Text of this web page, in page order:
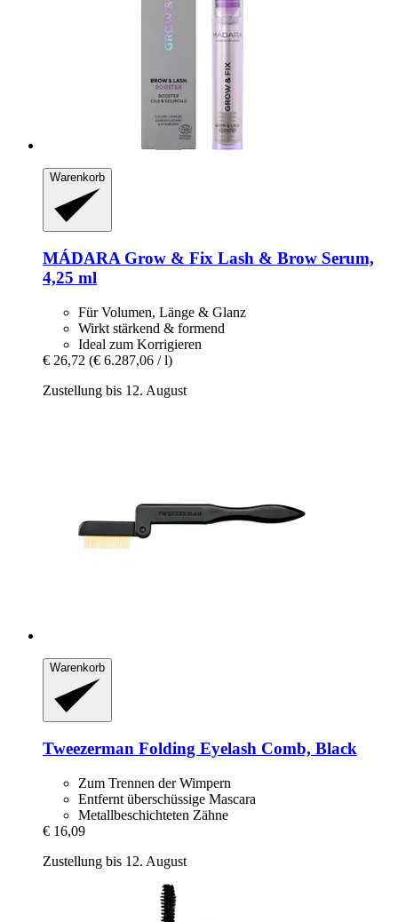
Warenkorb
MÁDARA Grow & Fix Lash & Brow Serum,
4,25 ml
Für Volumen, Länge & Glanz
Wirkt stärkend & formend
Ideal zum Korrigieren
€ 26,72 (€ 6.287,06 / l)
Zustellung bis 12. August
Warenkorb
Tweezerman Folding Eyelash Comb, Black
Zum Trennen der Wimpern
Entfernt überschüssige Mascara
Metallbeschichteten Zähne
€ 16,09
Zustellung bis 12. August